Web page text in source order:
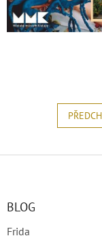
Z
BLOG
Frida